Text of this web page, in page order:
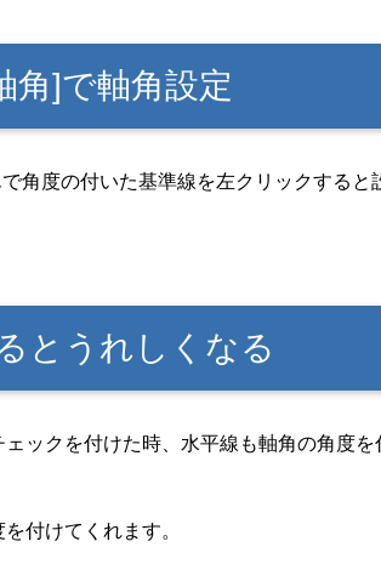
角]で軸角設定
角度の付いた基準線を左クリックすると
とうれしくなる
ックを付けた時、水平線も軸角の角度を
付けてくれます。